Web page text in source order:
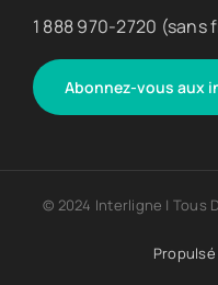
1 888 970-2720 (sans
Abonnez-vous aux
© 2024 Interligne | Tous